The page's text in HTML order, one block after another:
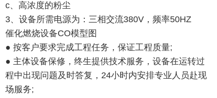
c、高浓度的粉尘
3、设备所需电源为：三相交流380V，频率50HZ
催化燃烧设备CO模型图
● 按客户要求完成工程任务，保证工程质量;
● 主体设备保修，终生提供技术服务，设备在运转过
程中出现问题及时答复，24小时内安排专业人员赴现
场服务;